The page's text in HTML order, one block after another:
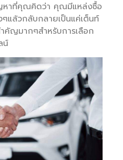
หาที่คุณคิดว่า คุณมีแหล่งซื้อ
แล้วกลับกลายเป็นแค่เต็นท์
คัญมากๆสำหรับการเลือก
น์